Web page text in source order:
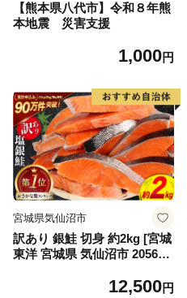
【熊本県八代市】令和８年熊
本地震 災害支援
1,000円
宮城県気仙沼市
訳あり 銀鮭 切身 約2kg [宮城
東洋 宮城県 気仙沼市 205649
格外 不揃い さけ サケ 鮭切身
12,500円